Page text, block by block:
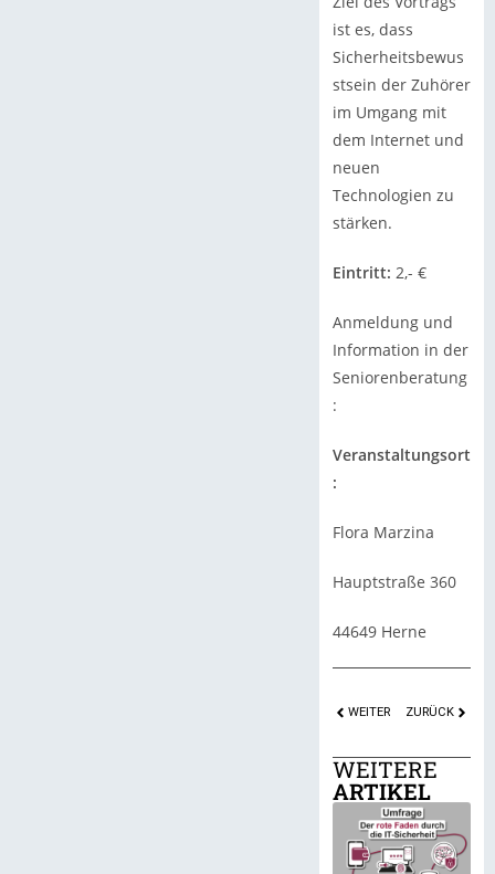
ist es, dass
Sicherheitsbewus
stsein der Zuhörer
im Umgang mit
dem Internet und
neuen
Technologien zu
stärken.
Eintritt: 2,- €
Anmeldung und
Information in der
Seniorenberatung
:
Veranstaltungsort
:
Flora Marzina
Hauptstraße 360
44649 Herne
WEITER ZURÜCK
WEITERE
ARTIKEL